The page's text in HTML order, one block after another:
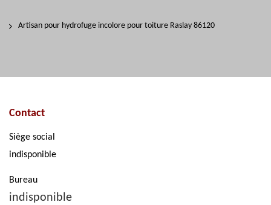
Artisan pour hydrofuge incolore pour toiture Raslay 86120
Contact
Siège social
indisponible
Bureau
indisponible